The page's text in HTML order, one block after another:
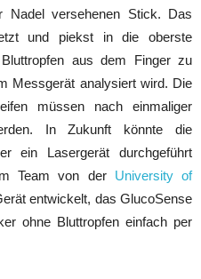
Nadel versehenen Stick. Das
und piekst in die oberste
aus dem Finger zu
Messgerät analysiert wird. Die
müssen nach einmaliger
In Zukunft könnte die
ein Lasergerät durchgeführt
Team von der University of
entwickelt, das GlucoSense
ohne Bluttropfen einfach per